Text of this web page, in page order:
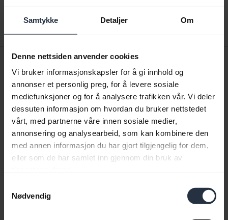
Samtykke Detaljer Om
Denne nettsiden anvender cookies
Vi bruker informasjonskapsler for å gi innhold og
annonser et personlig preg, for å levere sosiale
mediefunksjoner og for å analysere trafikken vår. Vi deler
dessuten informasjon om hvordan du bruker nettstedet
vårt, med partnerne våre innen sosiale medier,
annonsering og analysearbeid, som kan kombinere den
med annen informasjon du har gjort tilgjengelig for dem,
eller som de har samlet inn gjennom din bruk av
Nødvendig
Last ned
Hurtigstartguide
Engelsk
Last ned
0.29 MB - pdf
Gå til alle dokumenter for produktet